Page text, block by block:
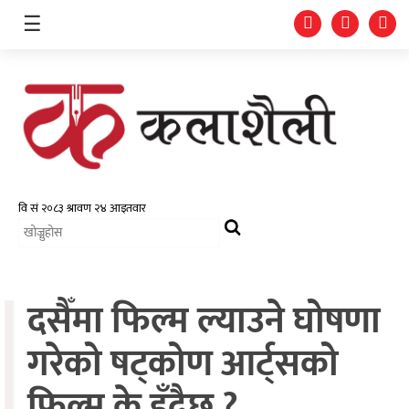
समाचार
भिडियो
फोटो
ग्यालरी
गीत/
☰
दसैँमा फिल्म ल्याउने घोषणा
गरेको षट्कोण आर्ट्सको